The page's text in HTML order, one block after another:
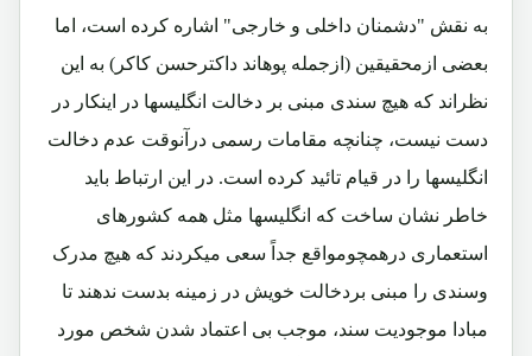
به نقش "دشمنان داخلی و خارجی" اشاره کرده است، اما
بعضی ازمحقیقین (ازجمله پوهاند داکترحسن کاکر) به این
نظراند که هیچ سندی مبنی بر دخالت انگلیسها در اینکار در
دست نیست، چنانچه مقامات رسمی درآنوقت عدم دخالت
انگلیسها را در قیام تائید کرده است. در این ارتباط باید
خاطر نشان ساخت که انگلیسها مثل همه کشورهای
استعماری درهمچومواقع جداً سعی میکردند که هیچ مدرک
وسندی را مبنی بردخالت خویش در زمینه بدست ندهند تا
مبادا موجودیت سند، موجب بی اعتماد شدن شخص مورد